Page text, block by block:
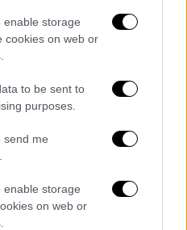
enable storage
cookies on web or
to be sent to
purposes.
send me
enable storage
on web or
ή Μπαρτσελόνα
Κάουνας
(28/4, 21:45)
Τελ Αβίβ